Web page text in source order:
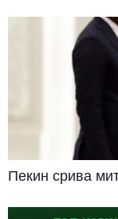
Пекин срива